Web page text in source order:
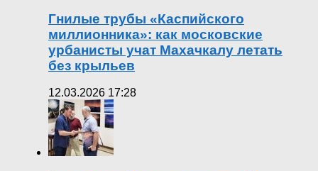
Гнилые трубы «Каспийского
миллионника»: как московские
урбанисты учат Махачкалу летать
без крыльев
12.03.2026 17:28